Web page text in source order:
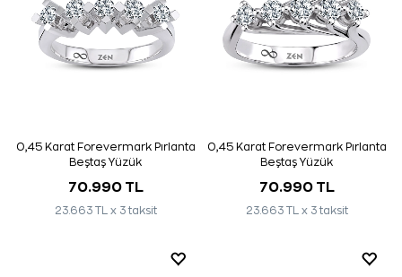
0,45 Karat Forevermark Pırlanta
Beştaş Yüzük
70.990 TL
23.663 TL x 3 taksit
0,45 Karat Forevermark Pırlanta
Beştaş Yüzük
70.990 TL
23.663 TL x 3 taksit